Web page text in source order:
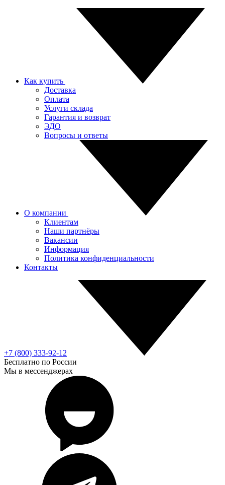
Как купить
Доставка
Оплата
Услуги склада
Гарантия и возврат
ЭДО
Вопросы и ответы
О компании
Клиентам
Наши партнёры
Вакансии
Информация
Политика конфиденциальности
Контакты
+7 (800) 333-92-12
Бесплатно по России
Мы в мессенджерах